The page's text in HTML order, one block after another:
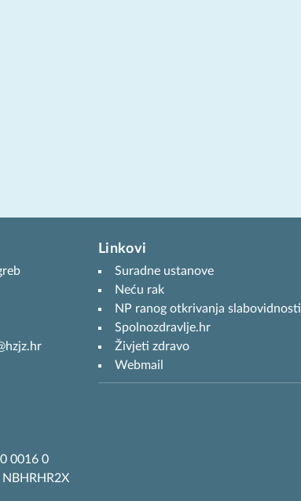
0016 0
NBHRHR2X
Linkovi
Suradne ustanove
Neću rak
NP ranog otkrivanja slabovidnosti
Spolnozdravlje.hr
Živjeti zdravo
Webmail